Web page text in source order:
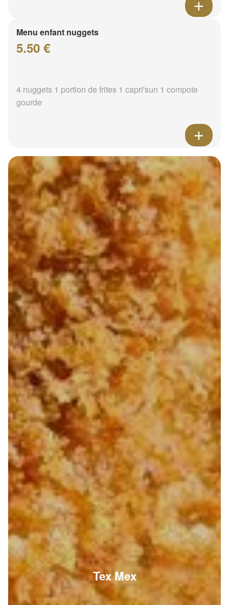
Menu enfant nuggets
5.50 €
4 nuggets 1 portion de frites 1 capri'sun 1 compote
gourde
Tex Mex